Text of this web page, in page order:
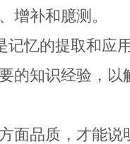
增补和臆测。
记忆的提取和
的知识经验，
面品质，才能